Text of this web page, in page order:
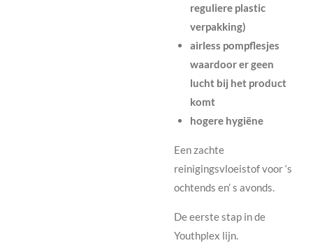
reguliere plastic
verpakking)
airless pompflesjes
waardoor er geen
lucht bij het product
komt
hogere hygiëne
Een zachte
reinigingsvloeistof voor ‘s
ochtends en’ s avonds.
De eerste stap in de
Youthplex lijn.